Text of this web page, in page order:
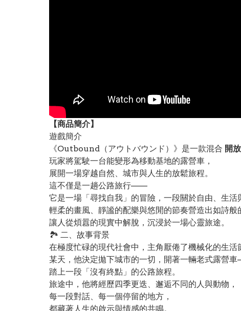
【商品簡介】
遊戲簡介
《Outbound（アウトバウンド）》是一款混合 開
玩家將駕駛一台能變形為移動基地的露營車，
展開一場穿越自然、城市與人生的放鬆旅程。
這不僅是一趟公路旅行——
它是一場「尋找自我」的冒險，一段關於自由、生活
輕柔的畫風、靜謐的配樂與悠閒的節奏營造出如詩般
讓人從煩囂的現實中解脫，沉浸於一場心靈旅途。
🏞️ 二、故事背景
在極度忙碌的現代社會中，主角厭倦了機械化的生活
某天，他決定拋下城市的一切，開著一輛老式露營
踏上一段「沒有終點」的公路旅程。
旅途中，他將經歷四季更迭、邂逅不同的人與動物，
每一段對話、每一個停留的地方，
都藏著人生的啟示與情感的共鳴。